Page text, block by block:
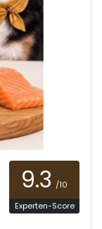
9.3 /10
Experten-Score